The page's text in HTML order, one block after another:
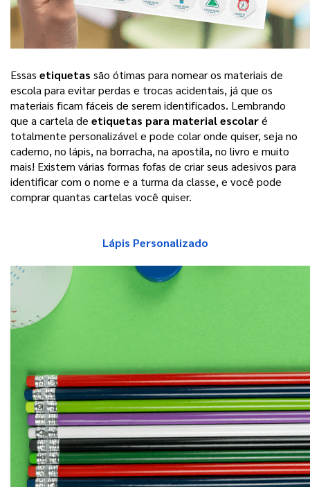
Essas etiquetas são ótimas para nomear os materiais de
escola para evitar perdas e trocas acidentais, já que os
materiais ficam fáceis de serem identificados. Lembrando
que a cartela de etiquetas para material escolar é
totalmente personalizável e pode colar onde quiser, seja no
caderno, no lápis, na borracha, na apostila, no livro e muito
mais! Existem várias formas fofas de criar seus adesivos para
identificar com o nome e a turma da classe, e você pode
comprar quantas cartelas você quiser.
Lápis Personalizado